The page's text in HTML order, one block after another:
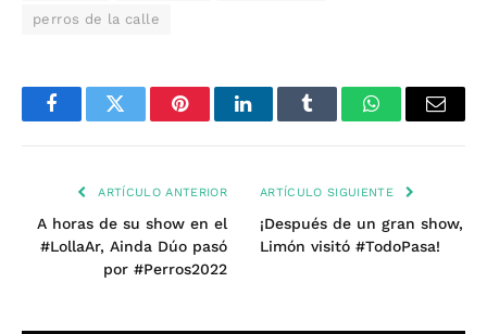
perros de la calle
FacebookTwitter PinterestLinkedInTumblr WhatsAppEmail
ARTÍCULO ANTERIOR
A horas de su show en el
#LollaAr, Ainda Dúo pasó
por #Perros2022
ARTÍCULO SIGUIENTE
¡Después de un gran show,
Limón visitó #TodoPasa!